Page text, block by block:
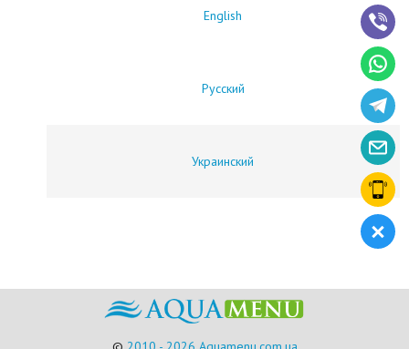
English
Русский
Украинский